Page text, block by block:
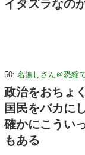
イタズラなの
50: 名無しさん＠恐縮
政治をおちょ
国民をバカに
確かにこうい
もある